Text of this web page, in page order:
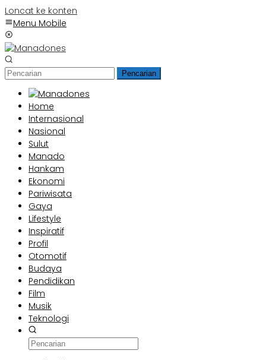
Loncat ke konten
Menu Mobile
Pencarian
Home
Internasional
Nasional
Sulut
Manado
Hankam
Ekonomi
Pariwisata
Gaya
Lifestyle
Inspiratif
Profil
Otomotif
Budaya
Pendidikan
Film
Musik
Teknologi